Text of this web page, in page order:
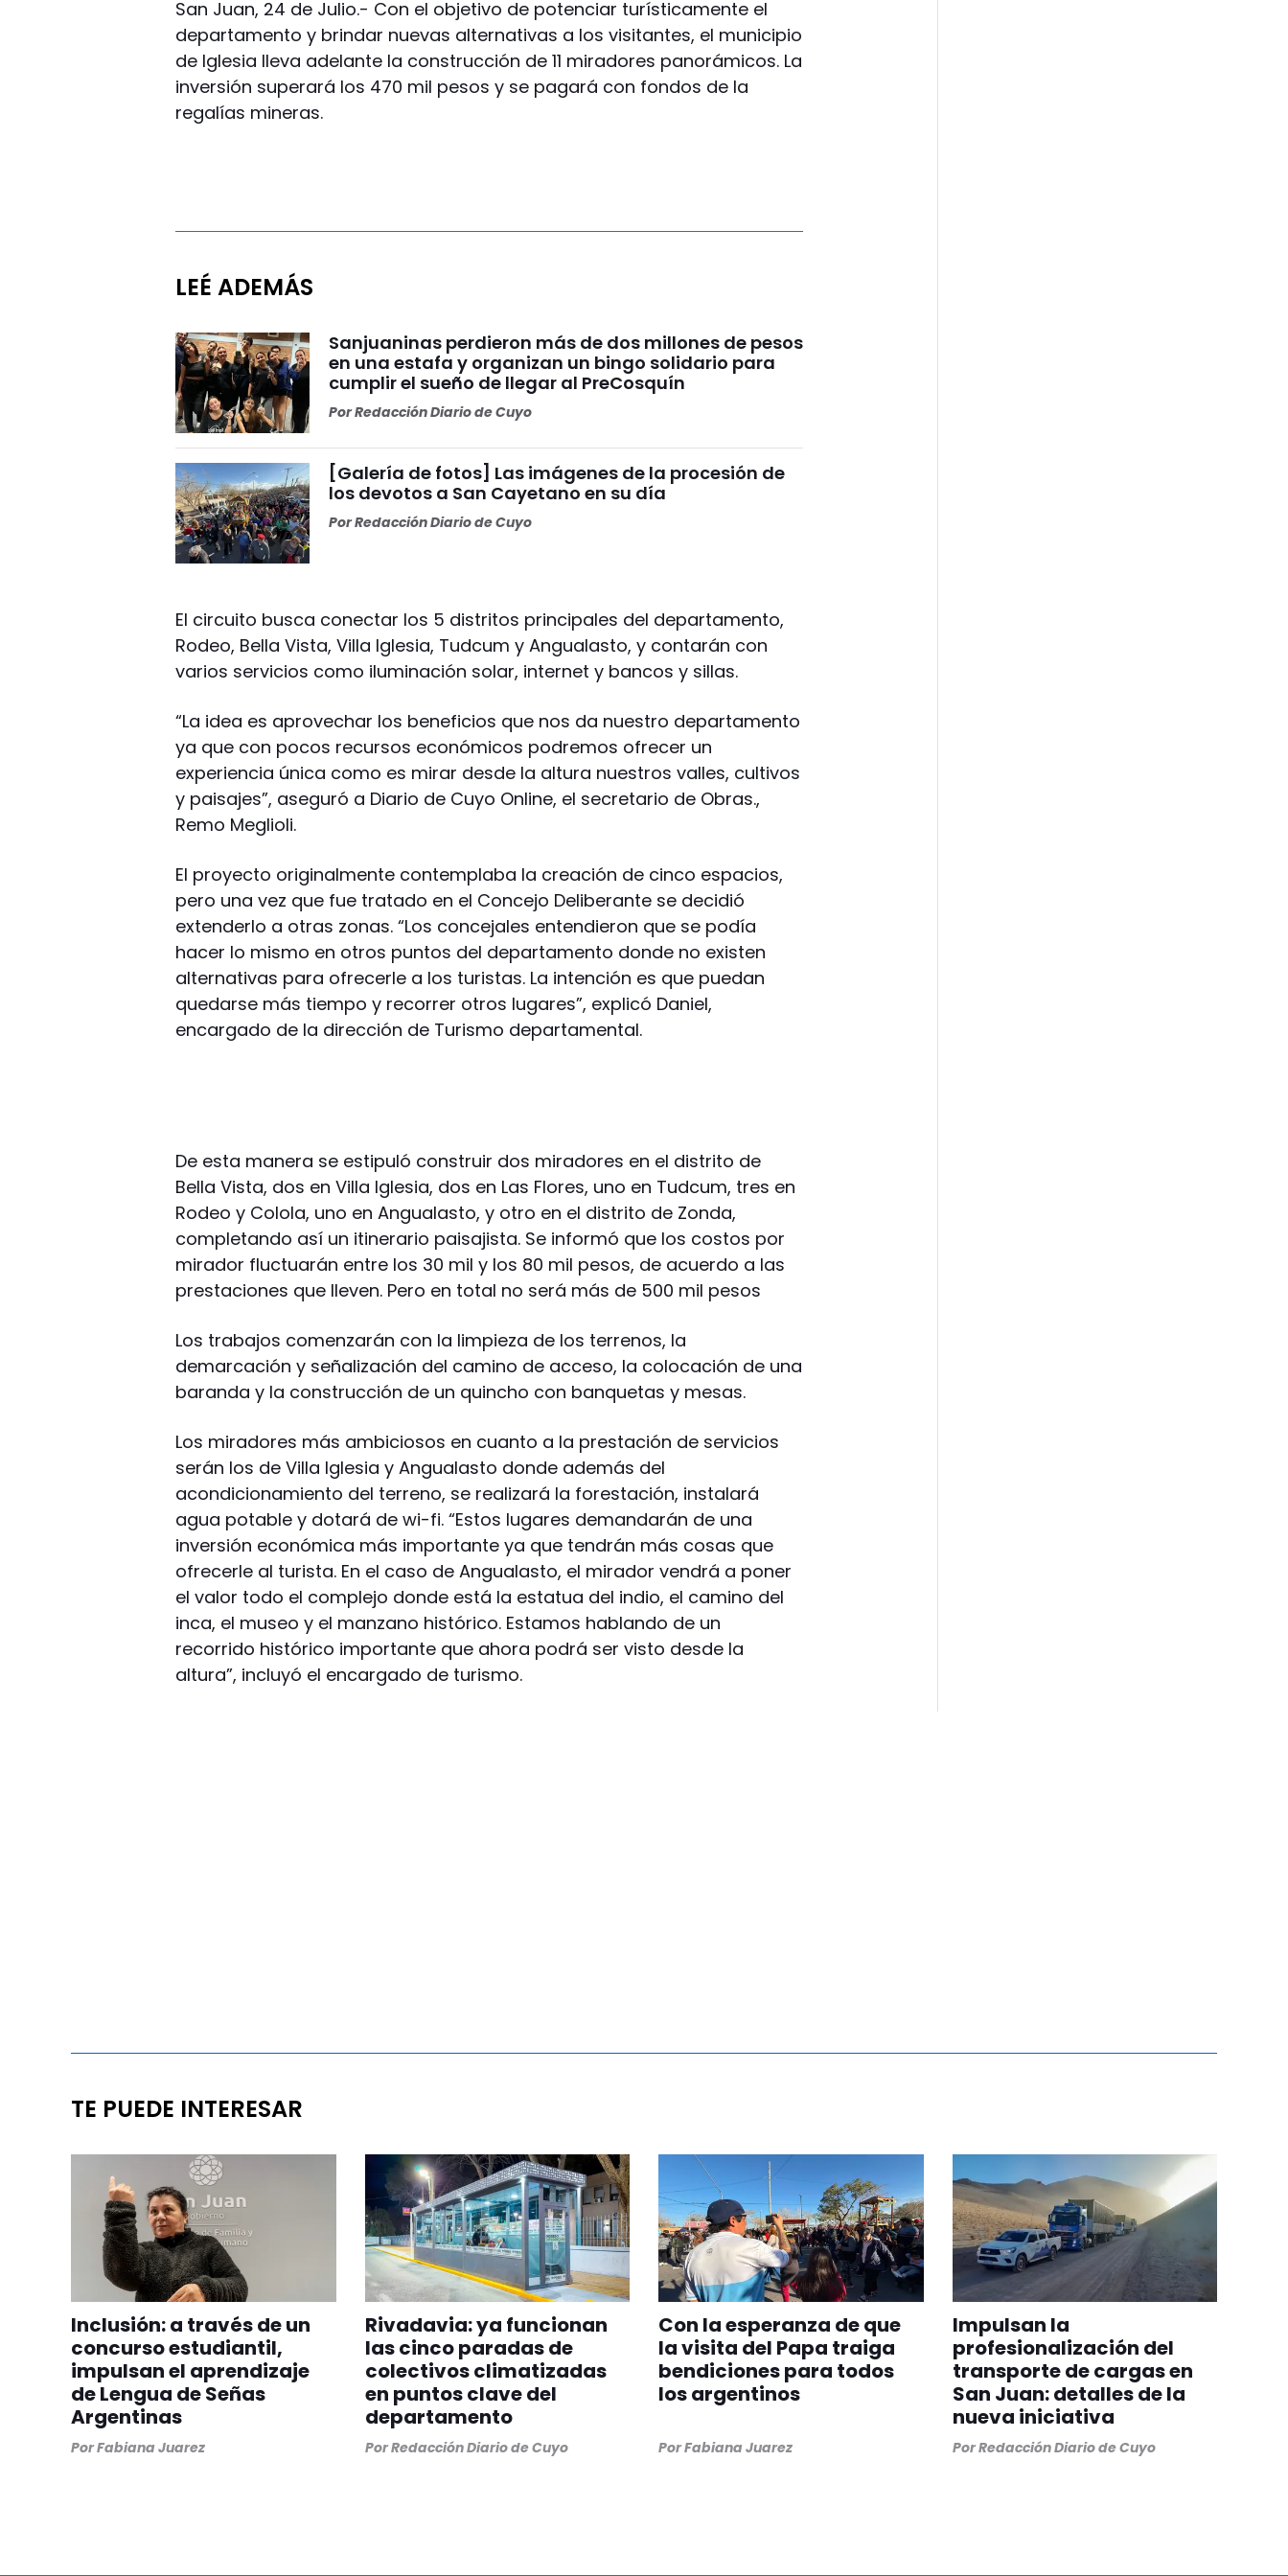
San Juan, 24 de Julio.- Con el objetivo de potenciar turísticamente el
departamento y brindar nuevas alternativas a los visitantes, el municipio
de Iglesia lleva adelante la construcción de 11 miradores panorámicos. La
inversión superará los 470 mil pesos y se pagará con fondos de la
regalías mineras.
LEÉ ADEMÁS
Sanjuaninas perdieron más de dos millones de pesos
en una estafa y organizan un bingo solidario para
cumplir el sueño de llegar al PreCosquín
PorRedacción Diario de Cuyo
[Galería de fotos] Las imágenes de la procesión de
los devotos a San Cayetano en su día
PorRedacción Diario de Cuyo
El circuito busca conectar los 5 distritos principales del departamento,
Rodeo, Bella Vista, Villa Iglesia, Tudcum y Angualasto, y contarán con
varios servicios como iluminación solar, internet y bancos y sillas.
“La idea es aprovechar los beneficios que nos da nuestro departamento
ya que con pocos recursos económicos podremos ofrecer un
experiencia única como es mirar desde la altura nuestros valles, cultivos
y paisajes”, aseguró a Diario de Cuyo Online, el secretario de Obras.,
Remo Meglioli.
El proyecto originalmente contemplaba la creación de cinco espacios,
pero una vez que fue tratado en el Concejo Deliberante se decidió
extenderlo a otras zonas. “Los concejales entendieron que se podía
hacer lo mismo en otros puntos del departamento donde no existen
alternativas para ofrecerle a los turistas. La intención es que puedan
quedarse más tiempo y recorrer otros lugares”, explicó Daniel,
encargado de la dirección de Turismo departamental.
De esta manera se estipuló construir dos miradores en el distrito de
Bella Vista, dos en Villa Iglesia, dos en Las Flores, uno en Tudcum, tres en
Rodeo y Colola, uno en Angualasto, y otro en el distrito de Zonda,
completando así un itinerario paisajista. Se informó que los costos por
mirador fluctuarán entre los 30 mil y los 80 mil pesos, de acuerdo a las
prestaciones que lleven. Pero en total no será más de 500 mil pesos
Los trabajos comenzarán con la limpieza de los terrenos, la
demarcación y señalización del camino de acceso, la colocación de una
baranda y la construcción de un quincho con banquetas y mesas.
Los miradores más ambiciosos en cuanto a la prestación de servicios
serán los de Villa Iglesia y Angualasto donde además del
acondicionamiento del terreno, se realizará la forestación, instalará
agua potable y dotará de wi-fi. “Estos lugares demandarán de una
inversión económica más importante ya que tendrán más cosas que
ofrecerle al turista. En el caso de Angualasto, el mirador vendrá a poner
el valor todo el complejo donde está la estatua del indio, el camino del
inca, el museo y el manzano histórico. Estamos hablando de un
recorrido histórico importante que ahora podrá ser visto desde la
altura”, incluyó el encargado de turismo.
TE PUEDE INTERESAR
Inclusión: a través de un
concurso estudiantil,
impulsan el aprendizaje
de Lengua de Señas
Argentinas
PorFabiana Juarez
Rivadavia: ya funcionan
las cinco paradas de
colectivos climatizadas
en puntos clave del
departamento
PorRedacción Diario de Cuyo
Con la esperanza de que
la visita del Papa traiga
bendiciones para todos
los argentinos
PorFabiana Juarez
Impulsan la
profesionalización del
transporte de cargas en
San Juan: detalles de la
nueva iniciativa
PorRedacción Diario de Cuyo